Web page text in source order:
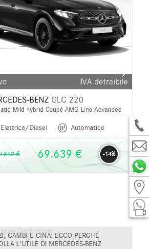
IVA detraibile
BENZGLC 220
Mild hybrid Coupé AMG Line Advanced
Elettrica/Diesel Automatico
€ -14%
69.639 €
CAMBI E CINA: ECCO PERCHÉ
L'UTILE DI MERCEDES-BENZ